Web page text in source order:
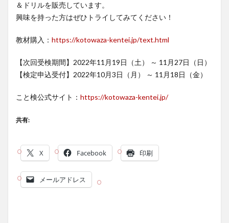
＆ドリルを販売しています。
興味を持った方はぜひトライしてみてください！
教材購入： https://kotowaza-kentei.jp/text.html
【次回受検期間】2022年11月19日（土） ～ 11月27日（日）
【検定申込受付】2022年10月3日（月） ～ 11月18日（金）
こと検公式サイト： https://kotowaza-kentei.jp/
共有:
X Facebook 印刷
メールアドレス